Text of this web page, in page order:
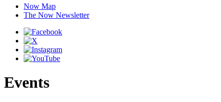
Now Map
The Now Newsletter
Events